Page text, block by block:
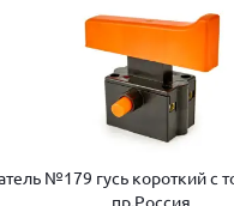
№179 гусь короткий с
пр.Россия